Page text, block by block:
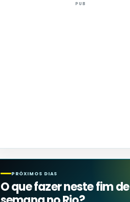
PUB
PRÓXIMOS DIAS
O que fazer neste fim de